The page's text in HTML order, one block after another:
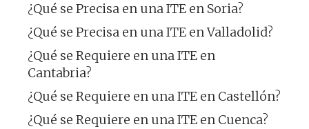
¿Qué se Precisa en una ITE en Soria?
¿Qué se Precisa en una ITE en Valladolid?
¿Qué se Requiere en una ITE en
Cantabria?
¿Qué se Requiere en una ITE en Castellón?
¿Qué se Requiere en una ITE en Cuenca?